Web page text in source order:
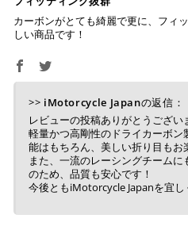
り、万が一過ぎてしまった
せて頂きます。
※ 振込手数料はご負担くだ
カーボンがとても綺麗で更に、フィ
しい商品です！
>> iMotorcycle Japanの返信：
レビューの投稿ありがとうござい
軽量かつ高剛性のドライカーボ
能はもちろん、美しい折り目もお
また、一流のレーシングチーム
のため、品質も安心です！
今後ともiMotorcycle Japanを宜し